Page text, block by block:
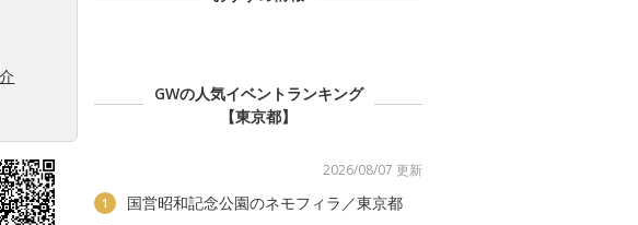
GWの人気イベントランキング
【東京都】
2026/08/07 更新
1 国営昭和記念公園のネモフィラ／東京都